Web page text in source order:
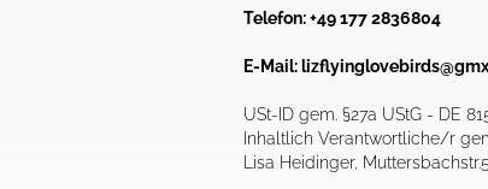
Telefon: +49 177 2836804
E-Mail:
USt-ID gem. §27a UStG - DE
Inhaltlich Verantwortliche/r
Lisa Heidinger,